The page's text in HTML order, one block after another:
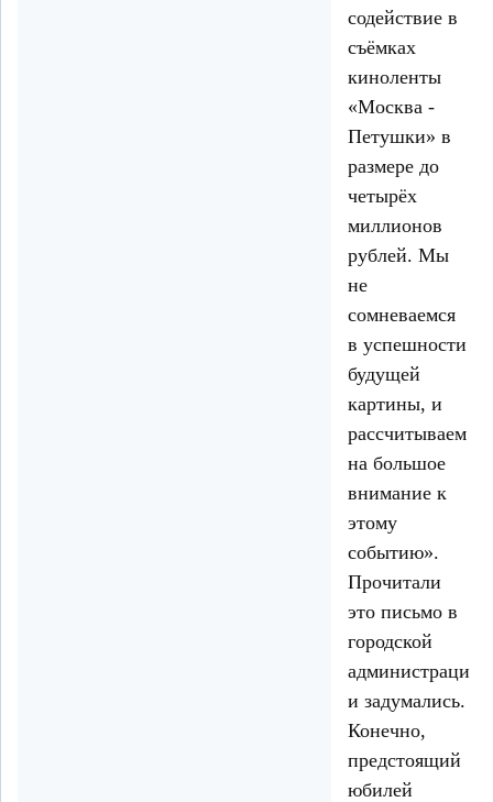
содействие в
съёмках
киноленты
«Москва -
Петушки» в
размере до
четырёх
миллионов
рублей. Мы
не
сомневаемся
в успешности
будущей
картины, и
рассчитываем
на большое
внимание к
этому
событию».
Прочитали
это письмо в
городской
администрации,
и задумались.
Конечно,
предстоящий
юбилей